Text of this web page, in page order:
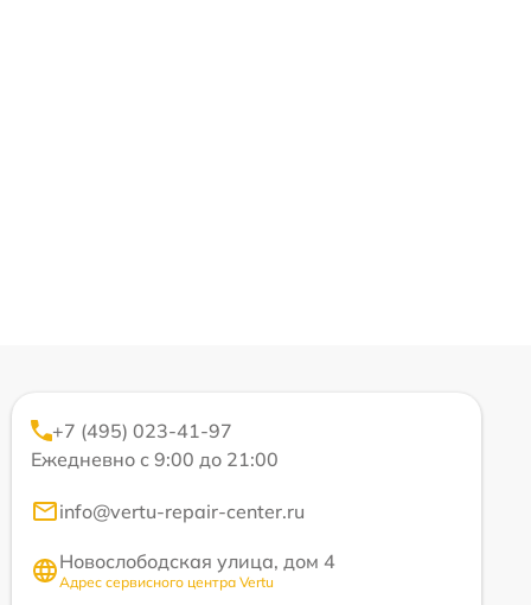
+7 (495) 023-41-97
Ежедневно с 9:00 до 21:00
info@vertu-repair-center.ru
Новослободская улица, дом 4
Адрес сервисного центра Vertu